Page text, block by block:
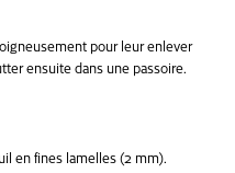
pour leur enlever
ensuite dans une passoire.
en fines lamelles (2 mm).